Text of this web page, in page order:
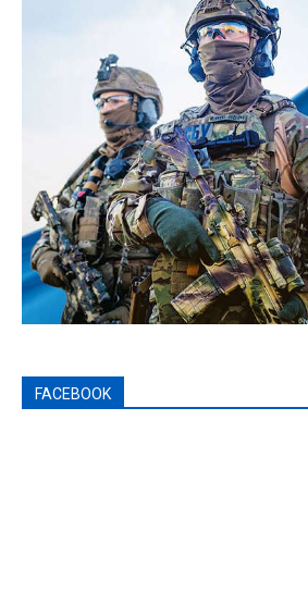
FACEBOOK